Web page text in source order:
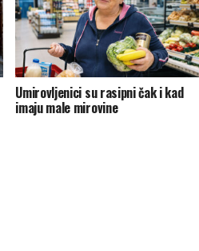
Umirovljenici su rasipni čak i kad
imaju male mirovine